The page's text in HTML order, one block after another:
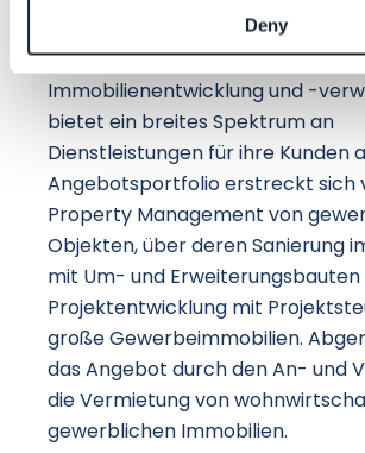
Deny
Die Blue Estate GmbH ist ein
Unternehmen im Bereich der
Immobilienentwicklung und -
bietet ein breites Spektrum an
Dienstleistungen für ihre Kunden
Angebotsportfolio erstreckt sich
Property Management von
Objekten, über deren Sanierung
mit Um- und Erweiterungsbauten
Projektentwicklung mit
große Gewerbeimmobilien.
das Angebot durch den An- und
die Vermietung von
gewerblichen Immobilien.